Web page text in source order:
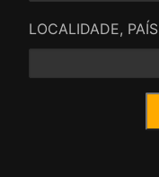
LOCALIDADE, PAÍS